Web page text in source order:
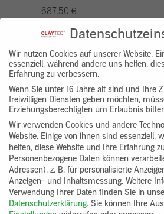
687,50 €
VK5
875,01 €
VK7
625,00 €
Gruppenprodukt
yosima_designputz_bigb
Wir nutzen Cookies auf unserer Website.
essenziell, während andere uns helfen,
Erfahrung zu verbessern.
Wenn Sie unter 16 Jahre alt sind und Ihre
freiwilligen Diensten geben möchten,
Erziehungsberechtigten um Erlaubnis
Wir verwenden Cookies und andere
Website. Einige von ihnen sind essenziell,
helfen, diese Website und Ihre Erfahrung
Personenbezogene Daten können
Adressen), z. B. für personalisierte
Anzeigen- und Inhaltsmessung. Weitere
Verwendung Ihrer Daten finden Sie in
Datenschutzerklärung. Sie können Ihre